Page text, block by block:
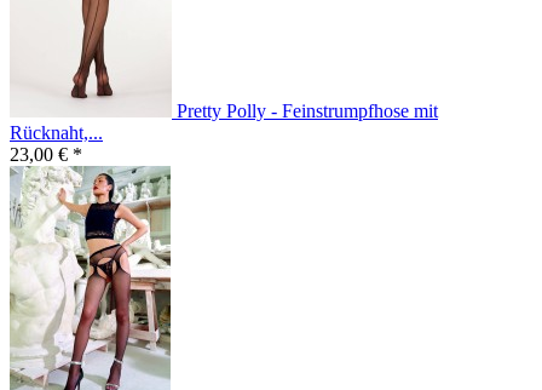
Pretty Polly - Feinstrumpfhose mit
Rücknaht,...
23,00 € *